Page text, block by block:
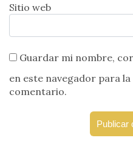
Sitio web
Guardar mi nombre,
en este navegador para
comentario.